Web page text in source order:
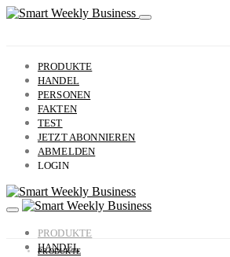
PRODUKTE
HANDEL
PERSONEN
FAKTEN
TEST
JETZT ABONNIEREN
ABMELDEN
LOGIN
PRODUKTE
HANDEL
PRODUKTE